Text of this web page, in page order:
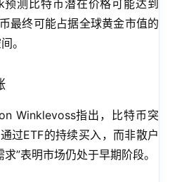
测比特币潜在价格可能达到
最终可能占据全球黄金市值的
。
Winklevoss指出，比特币突
过ETF的持续买入，而非散户
”表明市场仍处于早期阶段。